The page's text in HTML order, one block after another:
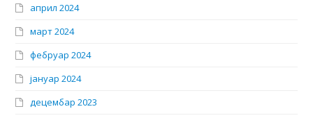
април 2024
март 2024
фебруар 2024
јануар 2024
децембар 2023